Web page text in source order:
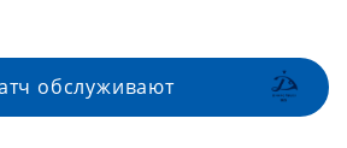
обслуживают